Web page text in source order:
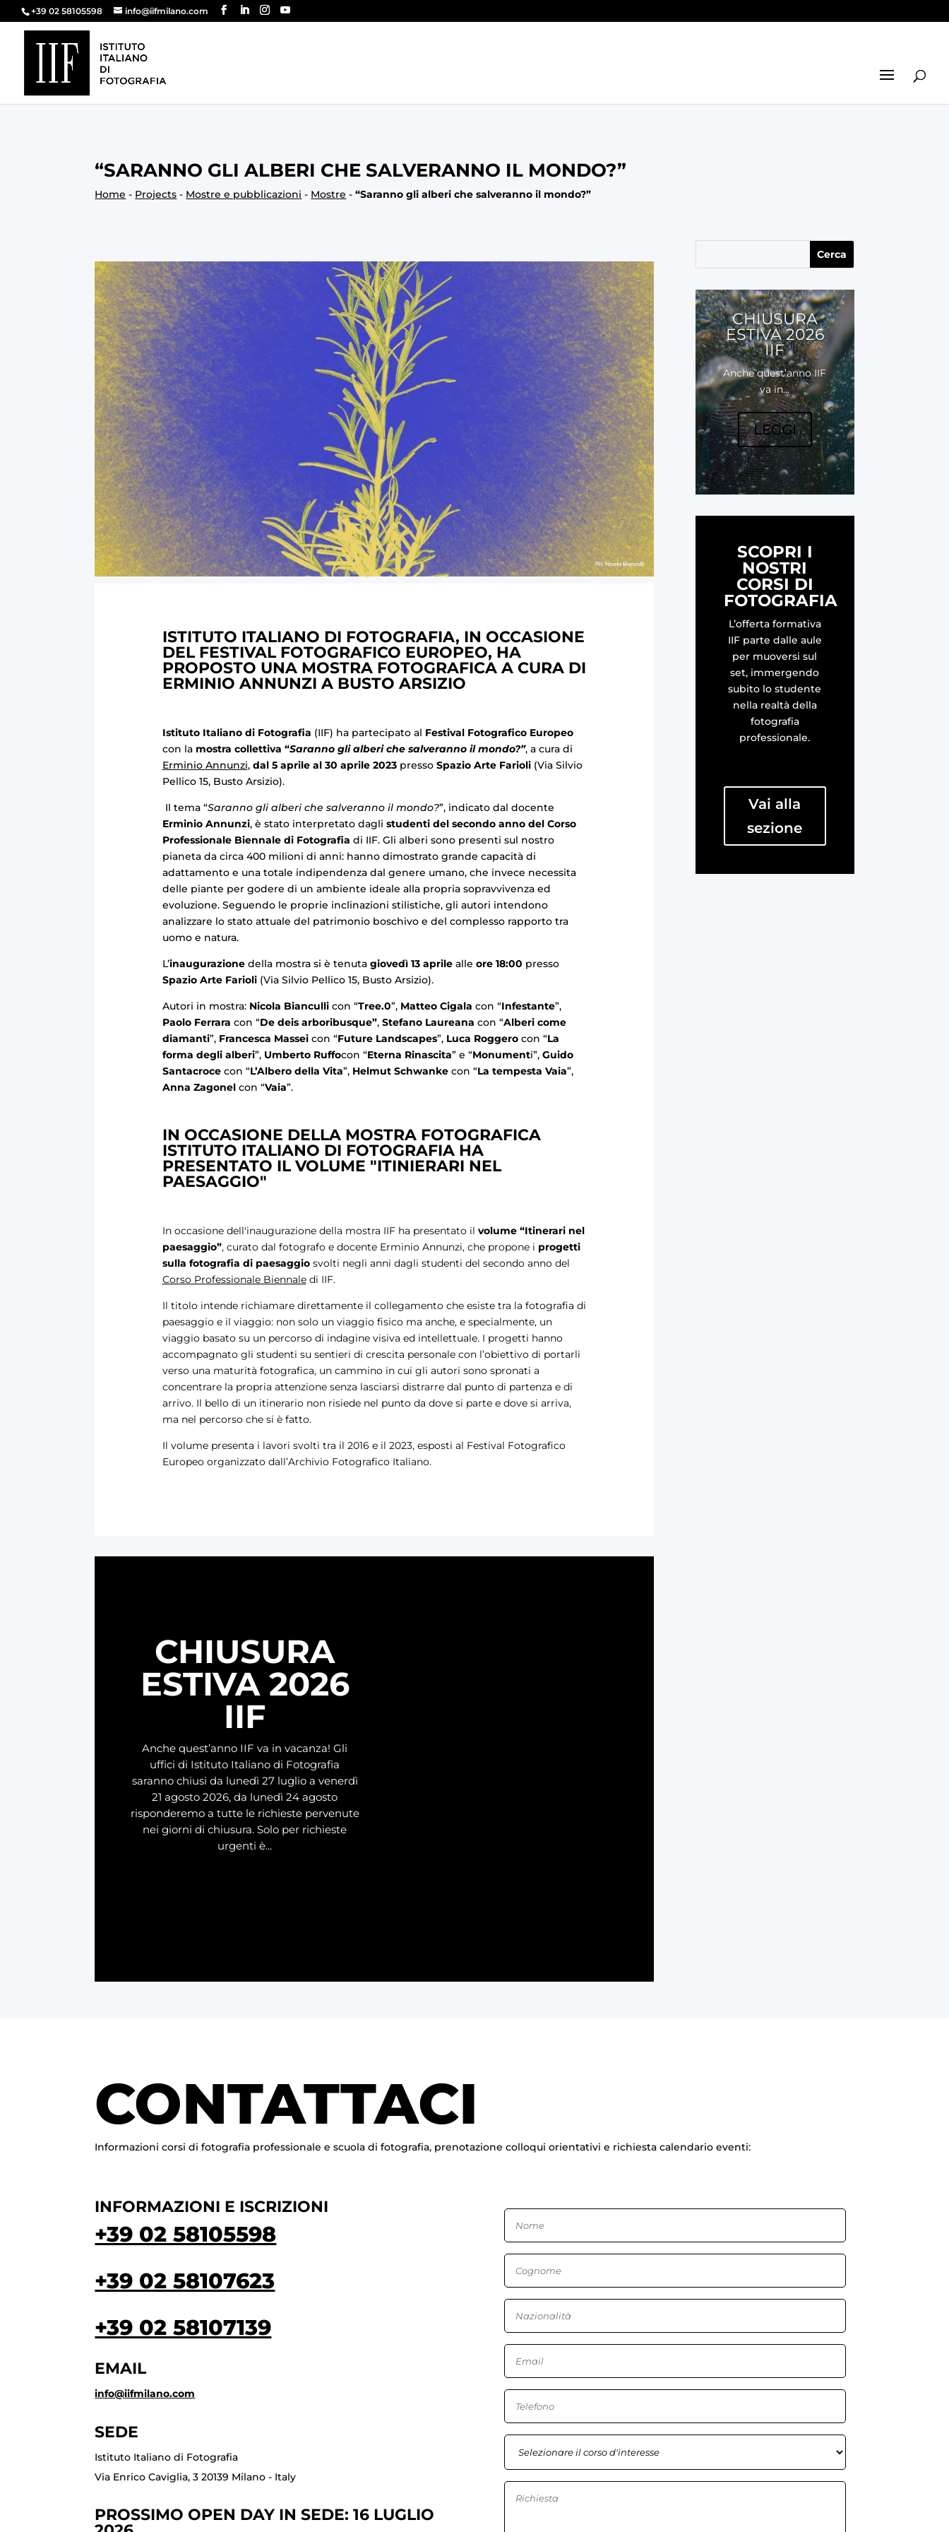
+39 02 58105598 info@iifmilano.com
“SARANNO GLI ALBERI CHE SALVERANNO IL MONDO?”
Home - Projects - Mostre e pubblicazioni - Mostre -“Saranno gli alberi che salveranno il mondo?”
ISTITUTO ITALIANO DI FOTOGRAFIA, IN OCCASIONE
DEL FESTIVAL FOTOGRAFICO EUROPEO, HA
PROPOSTO UNA MOSTRA FOTOGRAFICA A CURA DI
ERMINIO ANNUNZI A BUSTO ARSIZIO
Istituto Italiano di Fotografia (IIF) ha partecipato al Festival Fotografico Europeo
con la mostra collettiva “Saranno gli alberi che salveranno il mondo?”, a cura di
Erminio Annunzi, dal 5 aprile al 30 aprile 2023 presso Spazio Arte Farioli (Via Silvio
Pellico 15, Busto Arsizio).
Il tema “Saranno gli alberi che salveranno il mondo?”, indicato dal docente
Erminio Annunzi, è stato interpretato dagli studenti del secondo anno del Corso
Professionale Biennale di Fotografia di IIF. Gli alberi sono presenti sul nostro
pianeta da circa 400 milioni di anni: hanno dimostrato grande capacità di
adattamento e una totale indipendenza dal genere umano, che invece necessita
delle piante per godere di un ambiente ideale alla propria sopravvivenza ed
evoluzione. Seguendo le proprie inclinazioni stilistiche, gli autori intendono
analizzare lo stato attuale del patrimonio boschivo e del complesso rapporto tra
uomo e natura.
L’inaugurazione della mostra si è tenuta giovedì 13 aprile alle ore 18:00 presso
Spazio Arte Farioli (Via Silvio Pellico 15, Busto Arsizio).
Autori in mostra: Nicola Biancullicon “Tree.0”, Matteo Cigala con “Infestante”,
Paolo Ferrara con “De deis arboribusque”,Stefano Laureana con “Alberi come
diamanti”, Francesca Masseicon “Future Landscapes”, Luca Roggerocon “La
forma degli alberi”, Umberto Ruffocon “Eterna Rinascita” e “Monumenti”, Guido
Santacrocecon “L’Albero della Vita”, Helmut Schwankecon “La tempesta Vaia”,
Anna Zagonelcon “Vaia”.
IN OCCASIONE DELLA MOSTRA FOTOGRAFICA
ISTITUTO ITALIANO DI FOTOGRAFIA HA
PRESENTATO IL VOLUME "ITINIERARI NEL
PAESAGGIO"
In occasione dell'inaugurazione della mostra IIF ha presentato il volume “Itinerari nel
paesaggio”, curato dal fotografo e docente Erminio Annunzi, che propone i progetti
sulla fotografia di paesaggiosvolti negli anni dagli studenti del secondo anno del
Corso Professionale Biennaledi IIF.
Il titolo intende richiamare direttamente il collegamento che esiste tra la fotografia di
paesaggio e il viaggio: non solo un viaggio fisico ma anche, e specialmente, un
viaggio basato su un percorso di indagine visiva ed intellettuale. I progetti hanno
accompagnato gli studenti su sentieri di crescita personale con l’obiettivo di portarli
verso una maturità fotografica, un cammino in cui gli autori sono spronati a
concentrare la propria attenzione senza lasciarsi distrarre dal punto di partenza e di
arrivo. Il bello di un itinerario non risiede nel punto da dove si parte e dove si arriva,
ma nel percorso che si è fatto.
Il volume presenta i lavori svolti tra il 2016 e il 2023, esposti al Festival Fotografico
Europeo organizzato dall’Archivio Fotografico Italiano.
CHIUSURA
ESTIVA 2026
IIF
Anche quest’anno IIF va in vacanza! Gli
uffici di Istituto Italiano di Fotografia
saranno chiusi da lunedì 27 luglio a venerdì
21 agosto 2026, da lunedì 24 agosto
risponderemo a tutte le richieste pervenute
nei giorni di chiusura. Solo per richieste
urgenti è...
CHIUSURA
ESTIVA 2026
IIF
Anche quest’anno IIF
va in...
LEGGI
SCOPRI I
NOSTRI
CORSI DI
FOTOGRAFIA
L’offerta formativa
IIF parte dalle aule
per muoversi sul
set, immergendo
subito lo studente
nella realtà della
fotografia
professionale.
Vai alla
sezione
CONTATTACI
Informazioni corsi di fotografia professionale e scuola di fotografia, prenotazione colloqui orientativi e richiesta calendario eventi:
INFORMAZIONI E ISCRIZIONI
+39 02 58105598
+39 02 58107623
+39 02 58107139
EMAIL
info@iifmilano.com
SEDE
Istituto Italiano di Fotografia
Via Enrico Caviglia, 3 20139 Milano - Italy
PROSSIMO OPEN DAY IN SEDE: 16 LUGLIO